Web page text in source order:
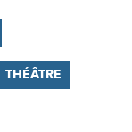
THÉÂTRE